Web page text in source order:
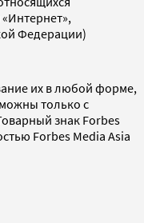
Федерации)
их в любой форме,
только с
знак Forbes
Forbes Media Asia